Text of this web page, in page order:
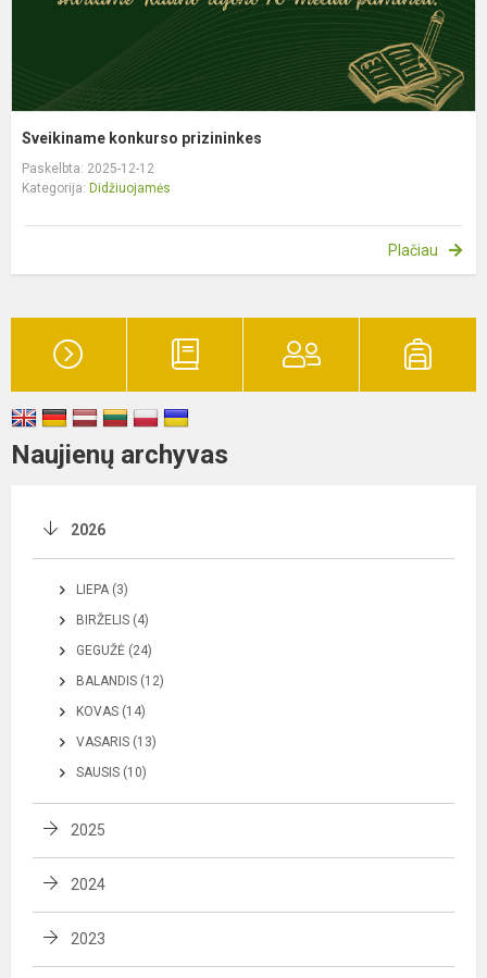
Sveikiname konkurso prizininkes
Paskelbta: 2025-12-12
Kategorija: Didžiuojamės
Plačiau
Naujienų archyvas
2026
LIEPA (3)
BIRŽELIS (4)
GEGUŽĖ (24)
BALANDIS (12)
KOVAS (14)
VASARIS (13)
SAUSIS (10)
2025
2024
2023